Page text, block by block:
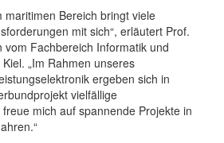
maritimen Bereich bringt viele
mit sich“, erläutert Prof.
vom Fachbereich Informatik und
„Im Rahmen unseres
ergeben sich in
vielfällige
mich auf spannende Projekte in